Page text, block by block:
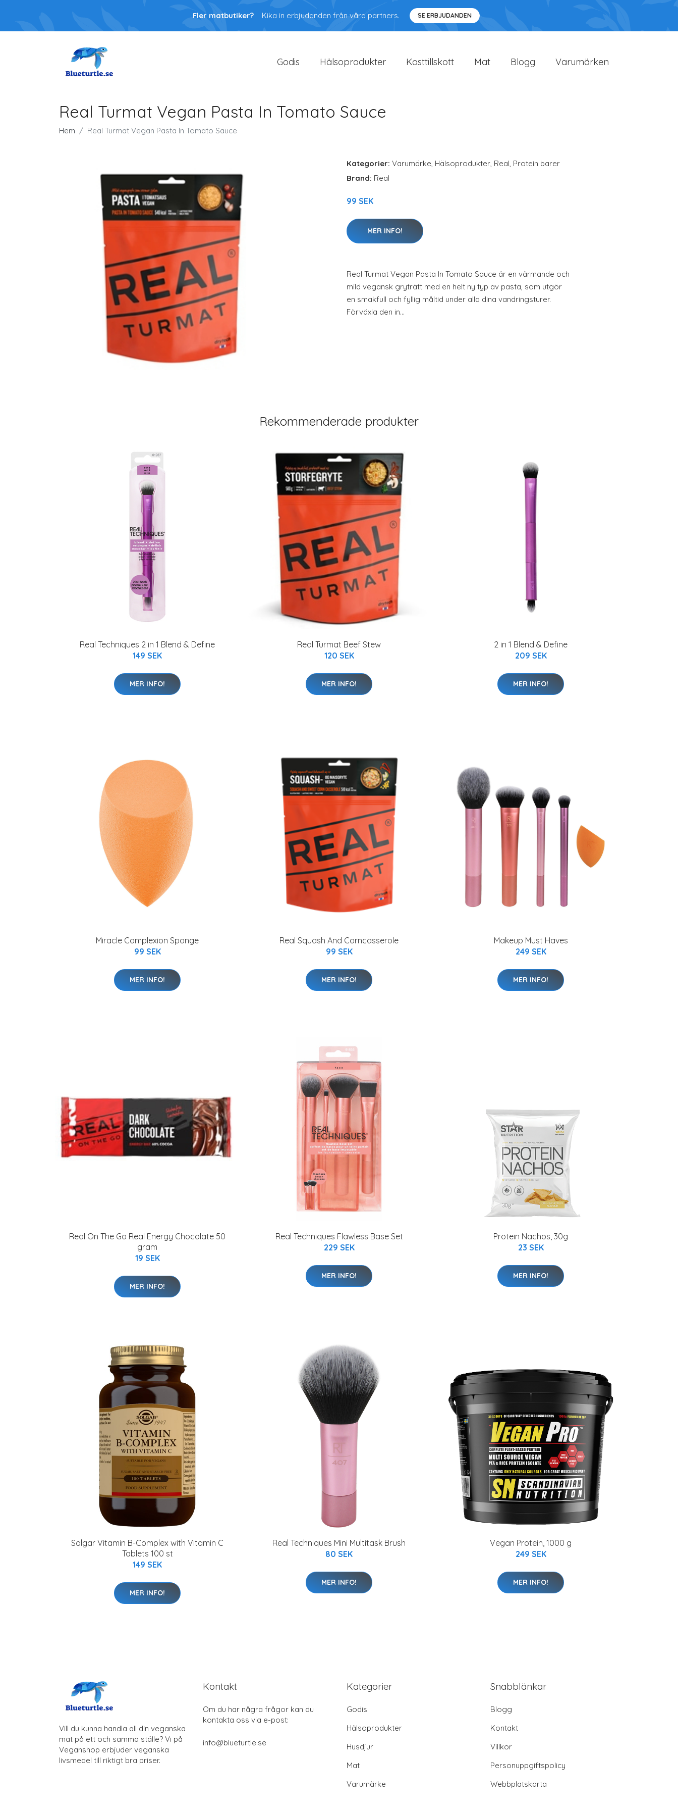
Fler matbutiker? Kika in erbjudanden från våra partners. SE ERBJUDANDEN
Godis Hälsoprodukter Kosttillskott Mat Blogg Varumärken
Real Turmat Vegan Pasta In Tomato Sauce
Hem Real Turmat Vegan Pasta In Tomato Sauce
Kategorier: Varumärke, Hälsoprodukter, Real, Protein barer
Brand: Real
99 SEK
MER INFO!
Real Turmat Vegan Pasta In Tomato Sauce är en värmande och
mild vegansk gryträtt med en helt ny typ av pasta, som utgör
en smakfull och fyllig måltid under alla dina vandringsturer.
Förväxla den in…
Rekommenderade produkter
Real Techniques 2 in 1 Blend & Define
149 SEK
MER INFO!
Real Turmat Beef Stew
120 SEK
MER INFO!
2 in 1 Blend & Define
209 SEK
MER INFO!
Miracle Complexion Sponge
99 SEK
MER INFO!
Real Squash And Corncasserole
99 SEK
MER INFO!
Makeup Must Haves
249 SEK
MER INFO!
Real On The Go Real Energy Chocolate 50
gram
19 SEK
MER INFO!
Real Techniques Flawless Base Set
229 SEK
MER INFO!
Protein Nachos, 30g
23 SEK
MER INFO!
Solgar Vitamin B-Complex with Vitamin C
Tablets 100 st
149 SEK
MER INFO!
Real Techniques Mini Multitask Brush
80 SEK
MER INFO!
Vegan Protein, 1000 g
249 SEK
MER INFO!
Vill du kunna handla all din veganska
mat på ett och samma ställe? Vi på
Veganshop erbjuder veganska
livsmedel till riktigt bra priser.
Kontakt
Om du har några frågor kan du
kontakta oss via e-post:
info@blueturtle.se
Kategorier
Godis
Hälsoprodukter
Husdjur
Mat
Varumärke
Snabblänkar
Blogg
Kontakt
Villkor
Personuppgiftspolicy
Webbplatskarta